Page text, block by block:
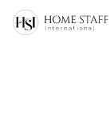
500 page